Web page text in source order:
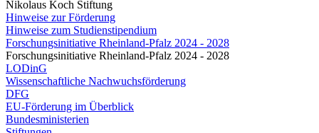
Nikolaus Koch Stiftung
Hinweise zur Förderung
Hinweise zum Studienstipendium
Forschungsinitiative Rheinland-Pfalz 2024 - 2028
Forschungsinitiative Rheinland-Pfalz 2024 - 2028
LODinG
Wissenschaftliche Nachwuchsförderung
DFG
EU-Förderung im Überblick
Bundesministerien